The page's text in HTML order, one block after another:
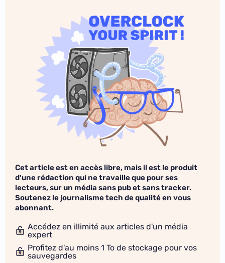
Cet article est en accès libre, mais il est le produit
d'une rédaction qui ne travaille que pour ses
lecteurs, sur un média sans pub et sans tracker.
Soutenez le journalisme tech de qualité en vous
abonnant.
Accédez en illimité aux articles d'un média
expert
Profitez d'au moins 1 To de stockage pour vos
sauvegardes